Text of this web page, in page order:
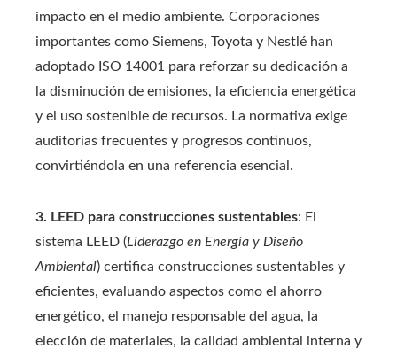
impacto en el medio ambiente. Corporaciones
importantes como Siemens, Toyota y Nestlé han
adoptado ISO 14001 para reforzar su dedicación a
la disminución de emisiones, la eficiencia energética
y el uso sostenible de recursos. La normativa exige
auditorías frecuentes y progresos continuos,
convirtiéndola en una referencia esencial.
3. LEED para construcciones sustentables: El
sistema LEED (Liderazgo en Energía y Diseño
Ambiental) certifica construcciones sustentables y
eficientes, evaluando aspectos como el ahorro
energético, el manejo responsable del agua, la
elección de materiales, la calidad ambiental interna y